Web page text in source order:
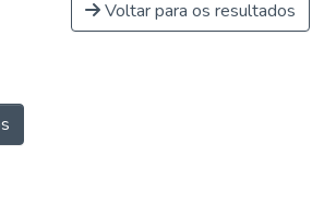
Voltar para os resultados